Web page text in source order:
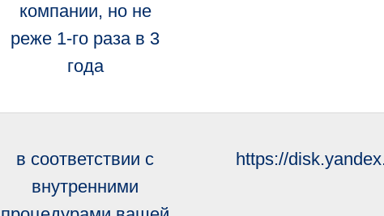
компании, но не
реже 1-го раза в 3
года
в соответствии с
внутренними
https://